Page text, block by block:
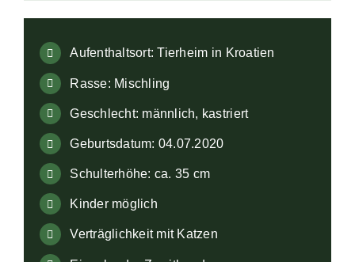
Aufenthaltsort: Tierheim in Kroatien
Rasse: Mischling
Geschlecht: männlich, kastriert
Geburtsdatum: 04.07.2020
Schulterhöhe: ca. 35 cm
Kinder möglich
Verträglichkeit mit Katzen